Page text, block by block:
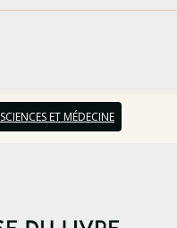
SCIENCES ET MÉDECINE